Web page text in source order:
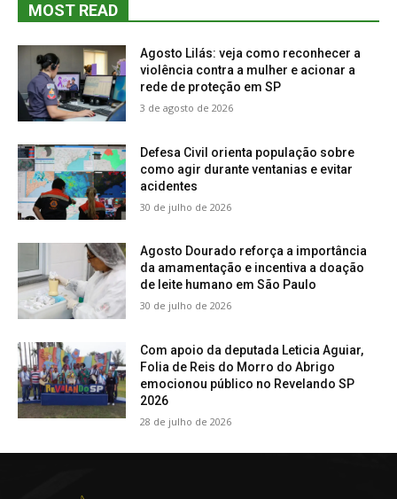
MOST READ
Agosto Lilás: veja como reconhecer a
violência contra a mulher e acionar a
rede de proteção em SP
3 de agosto de 2026
Defesa Civil orienta população sobre
como agir durante ventanias e evitar
acidentes
30 de julho de 2026
Agosto Dourado reforça a importância
da amamentação e incentiva a doação
de leite humano em São Paulo
30 de julho de 2026
Com apoio da deputada Leticia Aguiar,
Folia de Reis do Morro do Abrigo
emocionou público no Revelando SP
2026
28 de julho de 2026